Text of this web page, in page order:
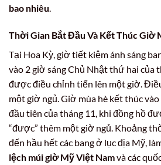
bao nhiêu.
Thời Gian Bắt Đầu Và Kết Thúc Giờ
Tại Hoa Kỳ, giờ tiết kiệm ánh sáng
vào 2 giờ sáng Chủ Nhật thứ hai của
được điều chỉnh tiến lên một giờ.
một giờ ngủ. Giờ mùa hè kết thúc
đầu tiên của tháng 11, khi đồng hồ
“được” thêm một giờ ngủ. Khoảng
đến hầu hết các bang ở lục địa Mỹ,
lệch múi giờ Mỹ Việt Namvà các